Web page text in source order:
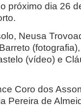
próximo dia 26
Neusa
(vídeo) e
Coro dos
Pereira de